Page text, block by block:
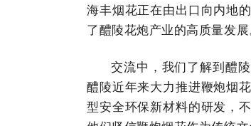
海丰烟花正在由出口向内地
了醴陵花炮产业的高质量发展
交流中，我们了解到醴
醴陵近年来大力推进鞭炮烟
型安全环保新材料的研发，